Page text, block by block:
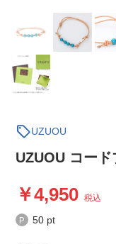
sellUZUOU
UZUOU コード
4,950 税込
50 pt